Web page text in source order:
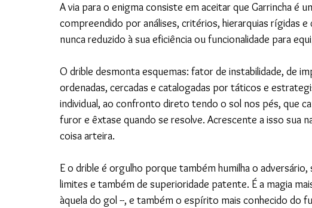
A via para o enigma consiste em aceitar que Garrincha é
compreendido por análises, critérios, hierarquias rígidas
nunca reduzido à sua eficiência ou funcionalidade para
O drible desmonta esquemas: fator de instabilidade, de
ordenadas, cercadas e catalogadas por táticos e
individual, ao confronto direto tendo o sol nos pés, que
furor e êxtase quando se resolve. Acrescente a isso sua
coisa arteira.
E o drible é orgulho porque também humilha o
limites e também de superioridade patente. É a magia
àquela do gol --, e também o espírito mais conhecido do